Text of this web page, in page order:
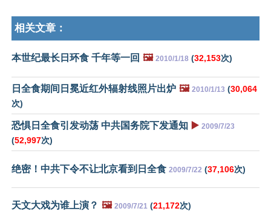
相关文章：
本世纪最长日环食 千年等一回 🖼️ 2010/1/18 (32,153次)
日全食期间日冕近红外辐射线照片出炉 🖼️ 2010/1/13 (30,064
次)
恐惧日全食引发动荡 中共国务院下发通知 ▶️ 2009/7/23
(52,997次)
绝密！中共下令不让北京看到日全食 2009/7/22 (37,106次)
天文大戏为谁上演？ 🖼️ 2009/7/21 (21,172次)